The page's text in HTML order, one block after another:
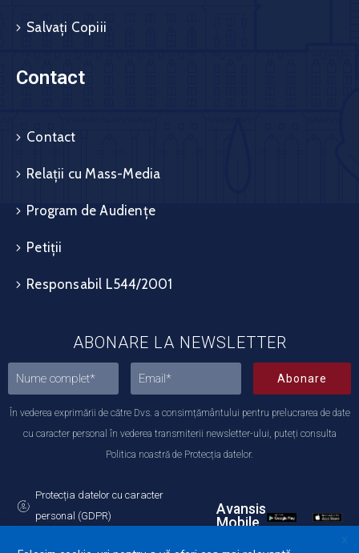
Salvați Copiii
Contact
Contact
Relații cu Mass-Media
Program de Audiențe
Petiții
Responsabil L544/2001
ABONARE LA NEWSLETTER
Abonare
În vederea exprimării de către Dvs. a consimțământului pentru prelucrarea de date
cu caracter personal în vederea transmiterii newsletter-ului, puteți consulta
Politica noastră de Protecția datelor.
Protecția datelor cu caracter
personal (GDPR)
Avansis
Mobile
X